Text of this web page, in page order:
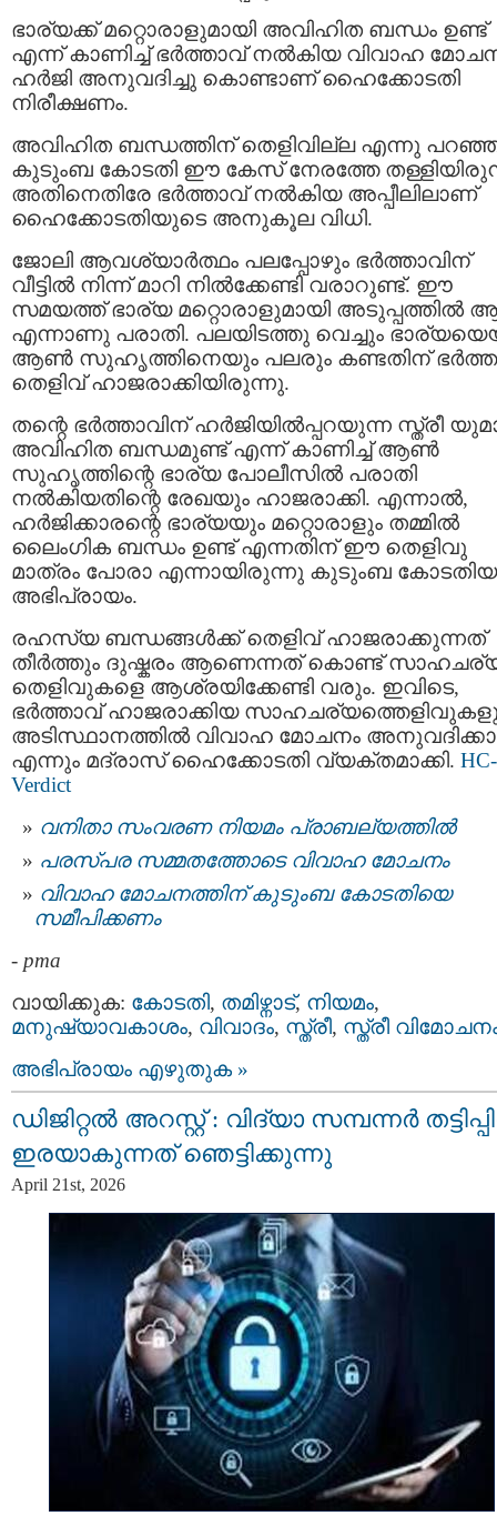
ഭാര്യക്ക്‌ മറ്റൊരാളുമായി അവിഹിത ബന്ധം ഉണ്ട്
എന്ന് കാണിച്ച് ഭർത്താവ് നൽകിയ വിവാഹ
ഹർജി അനുവദിച്ചു കൊണ്ടാണ് ഹൈക്കോടതി
നിരീക്ഷണം.
അവിഹിത ബന്ധത്തിന് തെളിവില്ല എന്നു
കുടുംബ കോടതി ഈ കേസ് നേരത്തേ
അതിനെതിരേ ഭർത്താവ് നൽകിയ അപ്പീലിലാണ്
ഹൈക്കോടതിയുടെ അനുകൂല വിധി.
ജോലി ആവശ്യാർത്ഥം പലപ്പോഴും ഭർത്താവിന്
വീട്ടിൽ നിന്ന്‌ മാറി നിൽക്കേണ്ടി വരാറുണ്ട്. ഈ
സമയത്ത് ഭാര്യ മറ്റൊരാളുമായി അടുപ്പത്തിൽ
എന്നാണു പരാതി. പലയിടത്തു വെച്ചും
ആൺ സുഹൃത്തിനെയും പലരും കണ്ടതിന്
തെളിവ്‌ ഹാജരാക്കിയിരുന്നു.
തന്റെ ഭർത്താവിന് ഹർജിയിൽപ്പറയുന്ന സ്ത്രീ
അവിഹിത ബന്ധമുണ്ട് എന്ന് കാണിച്ച് ആൺ
സുഹൃത്തിന്റെ ഭാര്യ പോലീസിൽ പരാതി
നൽകിയതിന്റെ രേഖയും ഹാജരാക്കി. എന്നാൽ,
ഹർജിക്കാരന്റെ ഭാര്യയും മറ്റൊരാളും തമ്മിൽ
ലൈംഗിക ബന്ധം ഉണ്ട് എന്നതിന് ഈ തെളിവു
മാത്രം പോരാ എന്നായിരുന്നു കുടുംബ
അഭിപ്രായം.
രഹസ്യ ബന്ധങ്ങൾക്ക് തെളിവ് ഹാജരാക്കുന്നത്
തീർത്തും ദുഷ്കരം ആണെന്നത് കൊണ്ട്
തെളിവുകളെ ആശ്രയിക്കേണ്ടി വരും. ഇവിടെ,
ഭർത്താവ് ഹാജരാക്കിയ
അടിസ്ഥാനത്തിൽ വിവാഹ മോചനം
എന്നും മദ്രാസ് ഹൈക്കോടതി വ്യക്തമാക്കി. HC-
Verdict
വനിതാ സംവരണ നിയമം പ്രാബല്യത്തിൽ
പരസ്പര സമ്മതത്തോടെ വിവാഹ മോചനം
വിവാഹ മോചനത്തിന് കുടുംബ കോടതിയെ
സമീപിക്കണം
- pma
വായിക്കുക: കോടതി, തമിഴ്നാട്, നിയമം,
മനുഷ്യാവകാശം, വിവാദം, സ്ത്രീ, സ്ത്രീ
അഭിപ്രായം എഴുതുക »
ഡിജിറ്റൽ അറസ്റ്റ് : വിദ്യാ സമ്പന്നർ
ഇരയാകുന്നത്‌ ഞെട്ടിക്കുന്നു
April 21st, 2026